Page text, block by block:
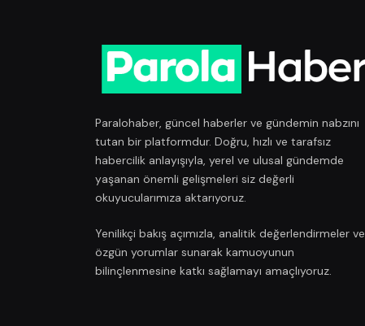
Paralohaber, güncel haberler ve gündemin nabzını
tutan bir platformdur. Doğru, hızlı ve tarafsız
habercilik anlayışıyla, yerel ve ulusal gündemde
yaşanan önemli gelişmeleri siz değerli
okuyucularımıza aktarıyoruz.
Yenilikçi bakış açımızla, analitik değerlendirmeler ve
özgün yorumlar sunarak kamuoyunun
bilinçlenmesine katkı sağlamayı amaçlıyoruz.